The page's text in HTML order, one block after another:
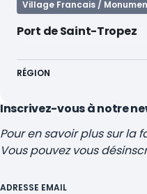
Village Francais /
Port de Saint-Tropez
RÉGION
Inscrivez-vous à notre
Pour en savoir plus sur la
Vous pouvez vous
ADRESSE EMAIL